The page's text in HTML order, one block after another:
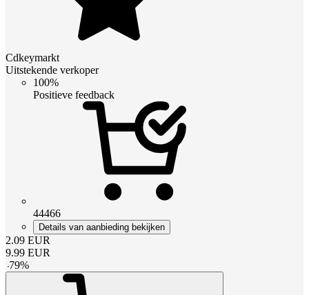
Cdkeymarkt
Uitstekende verkoper
100%
Positieve feedback
44466
Details van aanbieding bekijken
2.09 EUR
9.99 EUR
-79%